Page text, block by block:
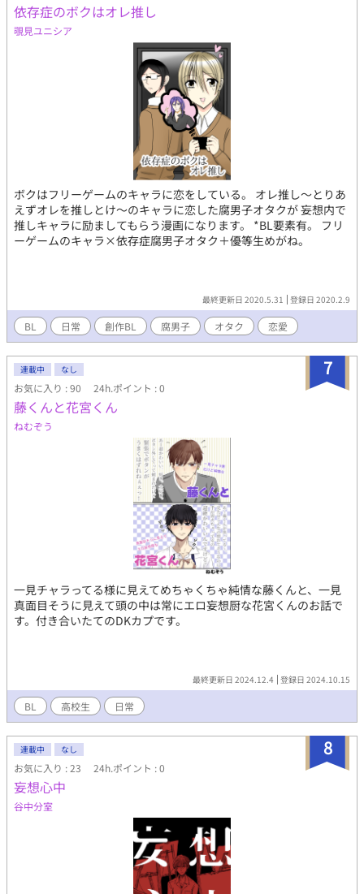
依存症のボクはオレ推し
覗見ユニシア
ボクはフリーゲームのキャラに恋をしている。 オレ推し～とりあ
えずオレを推しとけ～のキャラに恋した腐男子オタクが 妄想内で
推しキャラに励ましてもらう漫画になります。 *BL要素有。 フリ
ーゲームのキャラ×依存症腐男子オタク＋優等生めがね。
最終更新日 2020.5.31 登録日 2020.2.9
BL 日常 創作BL 腐男子 オタク 恋愛
7
連載中 なし
お気に入り : 90 24h.ポイント : 0
藤くんと花宮くん
ねむぞう
一見チャラってる様に見えてめちゃくちゃ純情な藤くんと、一見
真面目そうに見えて頭の中は常にエロ妄想厨な花宮くんのお話で
す。付き合いたてのDKカプです。
最終更新日 2024.12.4 登録日 2024.10.15
BL 高校生 日常
8
連載中 なし
お気に入り : 23 24h.ポイント : 0
妄想心中
谷中分室